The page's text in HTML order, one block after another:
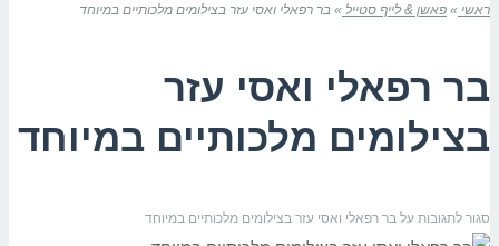
ראשי » פאשן & לייף סטייל » בר רפאלי ואסי עזר בצילומים מלכותיים במיוחד
בר רפאלי ואסי עזר
בצילומים מלכותיים במיוחד
סגור לתגובות על בר רפאלי ואסי עזר בצילומים מלכותיים במיוחד